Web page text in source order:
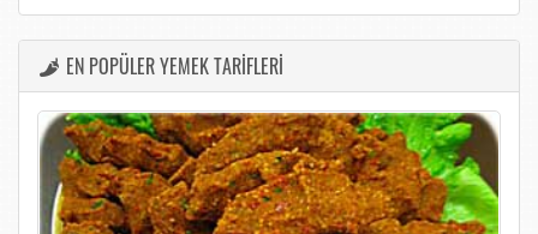
EN POPÜLER YEMEK TARİFLERİ